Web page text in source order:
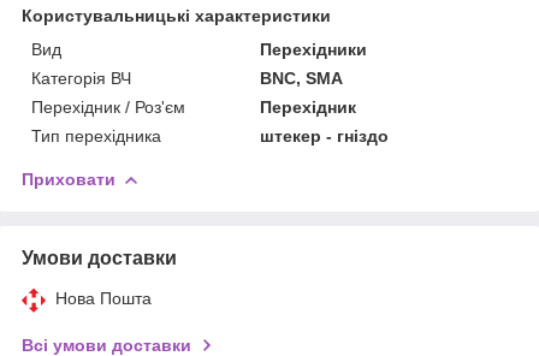
Користувальницькі характеристики
Вид
Перехідники
Категорія ВЧ
BNC, SMA
Перехідник / Роз'єм
Перехідник
Тип перехідника
штекер - гніздо
Приховати
Умови доставки
Нова Пошта
Всі умови доставки